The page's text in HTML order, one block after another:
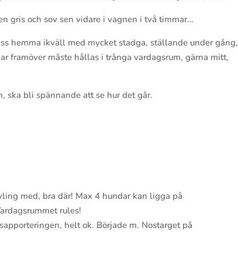
gris och sov sen vidare i vagnen i två timmar…
hemma ikväll med mycket stadga, ställande under gång,
framöver måste hållas i trånga vardagsrum, gärna mitt,
ska bli spännande att se hur det går.
med, bra där! Max 4 hundar kan ligga på
rules!
helt ok. Började m. Nostarget på